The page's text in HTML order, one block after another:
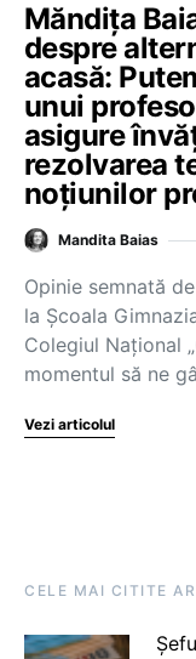
Măndița
despre
acasă:
unui
asigure
rezolvarea
noțiunilor
Mandita Baias
Opinie semnată
la Școala
Colegiul Național
momentul să ne
Vezi articolul
CELE MAI CITITE